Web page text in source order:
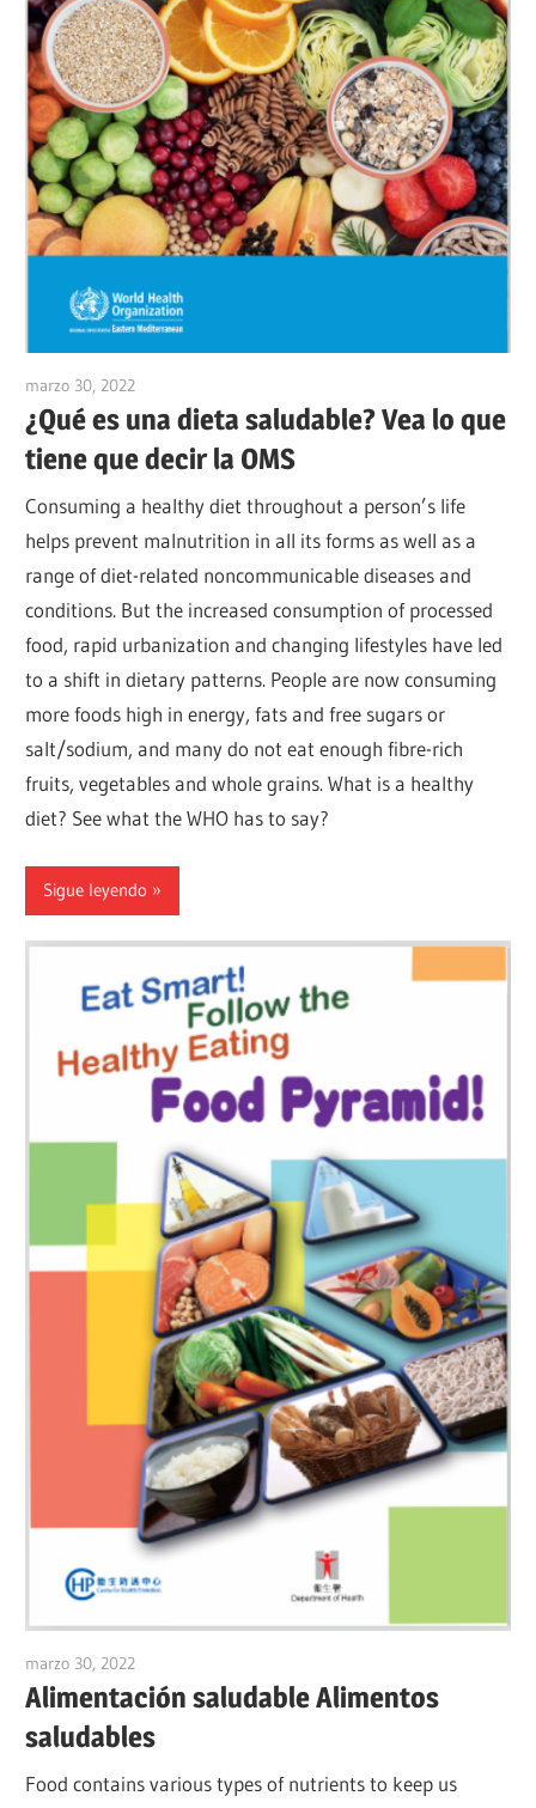
marzo 30, 2022
¿Qué es una dieta saludable? Vea lo que
tiene que decir la OMS
Consuming a healthy diet throughout a person’s life
helps prevent malnutrition in all its forms as well as a
range of diet-related noncommunicable diseases and
conditions. But the increased consumption of processed
food, rapid urbanization and changing lifestyles have led
to a shift in dietary patterns. People are now consuming
more foods high in energy, fats and free sugars or
salt/sodium, and many do not eat enough fibre-rich
fruits, vegetables and whole grains. What is a healthy
diet? See what the WHO has to say?
Sigue leyendo
marzo 30, 2022
Alimentación saludable Alimentos
saludables
Food contains various types of nutrients to keep us